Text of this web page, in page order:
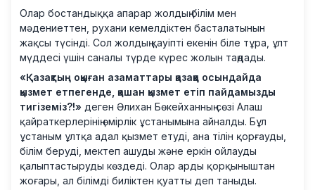
Олар бостандыққа апарар жолдың білім мен
мәдениеттен, рухани кемелдіктен басталатынын
жақсы түсінді. Сол жолдың қауіпті екенін біле тұра, ұлт
мүддесі үшін саналы түрде күрес жолын таңдады.
«Қазақтың оқыған азаматтары қазаққа осындайда
қызмет етпегенде, қашан қызмет етіп пайдамызды
тигіземіз?!» деген Әлихан Бөкейханның сөзі Алаш
қайраткерлерінің өмірлік ұстанымына айналды. Бұл
ұстаным ұлтқа адал қызмет етуді, ана тілін қорғауды,
білім беруді, мектеп ашуды және еркін ойлауды
қалыптастыруды көздеді. Олар арды қорқыныштан
жоғары, ал білімді биліктен қуатты деп таныды.